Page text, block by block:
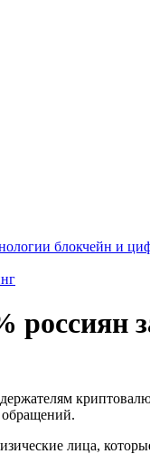
блокчейн и
россиян
лица,